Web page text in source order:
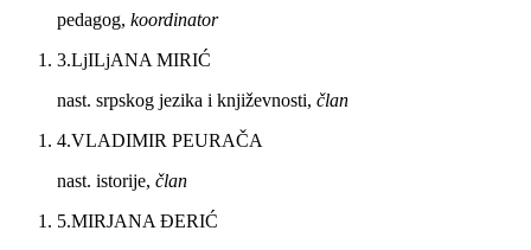
pedagog, koordinator
3.LjILjANA MIRIĆ
nast. srpskog jezika i književnosti, član
4.VLADIMIR PEURAČA
nast. istorije, član
5.MIRJANA ĐERIĆ